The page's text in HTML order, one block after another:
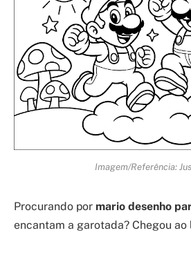
Imagem/Referência:
Procurando por mario desenho
encantam a garotada? Chegou